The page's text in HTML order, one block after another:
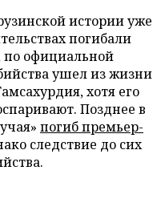
истории уже
погибали
по официальной
ушел из жизни
хотя его
Позднее в
погиб премьер-
следствие до сих